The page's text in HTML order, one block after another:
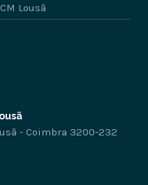
CM Lousã
- Coimbra 3200-232